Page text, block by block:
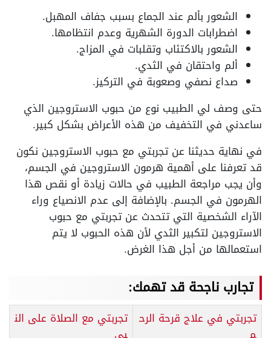
الشعور بألم عند الجماع بسبب جفاف المهبل.
اضطرابات الدورة الشهرية وعدم انتظامها.
الشعور بالاكتئاب وتقلبات في المزاج.
ألم واحتقان في الثدي.
صداع نصفي وصعوبة في التركيز.
حتى وصف لي الطبيب نوع من حبوب الاستروجين الذي
ساعدني في التخفيف من هذه الأعراض بشكل كبير.
في نهاية حديثنا عن تجربتي مع حبوب الاستروجين نكون
قد تعرفنا على أهمية هرمون الاستروجين في الجسم،
وأن يجب مراجعة الطبيب في حالات زيادة أو نقص هذا
الهرمون في الجسم. بالإضافة إلى عدم الانصياع وراء
الآراء الشخصية التي تتحدث عن تجربتي مع حبوب
الاستروجين لتكبير الثدي لأن هذه الحبوب لا يتم
استعمالها من أجل هذا الغرض.
تجارب ناجحة قد تهمك:
تجربتي في علاج قرحة الرح تجربتي مع الصلاة على الن